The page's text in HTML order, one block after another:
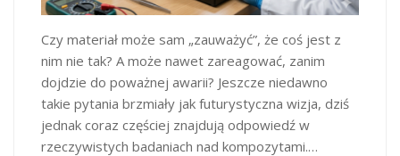
Czy materiał może sam „zauważyć”, że coś jest z
nim nie tak? A może nawet zareagować, zanim
dojdzie do poważnej awarii? Jeszcze niedawno
takie pytania brzmiały jak futurystyczna wizja, dziś
jednak coraz częściej znajdują odpowiedź w
rzeczywistych badaniach nad kompozytami.…